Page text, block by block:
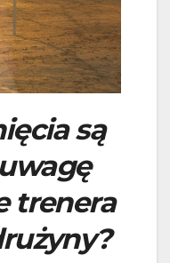
są
trenera